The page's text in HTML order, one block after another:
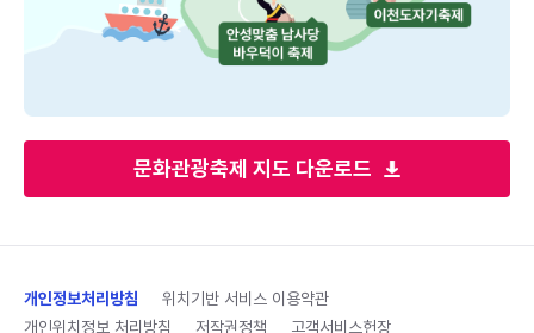
문화관광축제 지도 다운로드
개인정보처리방침
위치기반 서비스 이용약관
개인위치정보 처리방침
저작권정책 고객서비스헌장